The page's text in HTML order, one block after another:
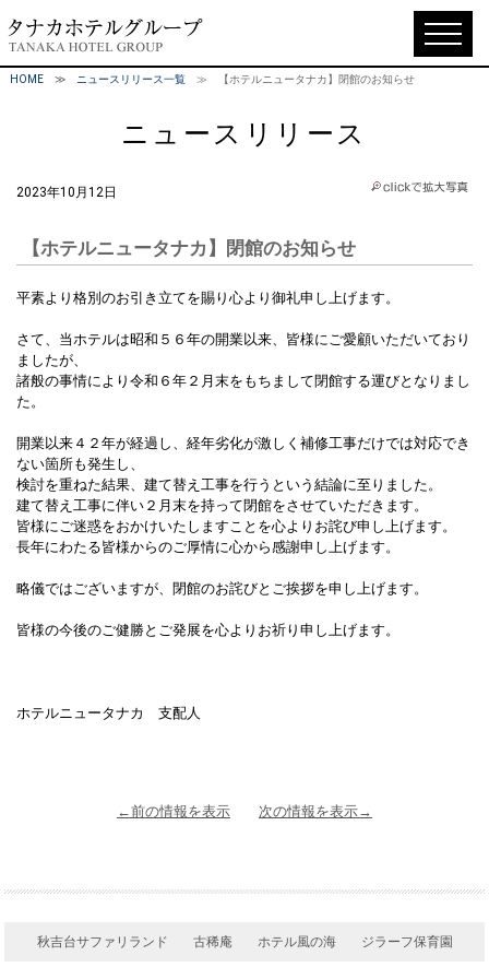
HOME ≫ ニュースリリース一覧 ≫ 【ホテルニュータナカ】閉館のお知らせ
ニュースリリース
2023年10月12日
【ホテルニュータナカ】閉館のお知らせ
平素より格別のお引き立てを賜り心より御礼申し上げます。
さて、当ホテルは昭和５６年の開業以来、皆様にご愛顧いただいており
ましたが、
諸般の事情により令和６年２月末をもちまして閉館する運びとなりまし
た。
開業以来４２年が経過し、経年劣化が激しく補修工事だけでは対応でき
ない箇所も発生し、
検討を重ねた結果、建て替え工事を行うという結論に至りました。
建て替え工事に伴い２月末を持って閉館をさせていただきます。
皆様にご迷惑をおかけいたしますことを心よりお詫び申し上げます。
長年にわたる皆様からのご厚情に心から感謝申し上げます。
略儀ではございますが、閉館のお詫びとご挨拶を申し上げます。
皆様の今後のご健勝とご発展を心よりお祈り申し上げます。
ホテルニュータナカ 支配人
←前の情報を表示 次の情報を表示→
秋吉台サファリランド 古稀庵 ホテル風の海 ジラーフ保育園